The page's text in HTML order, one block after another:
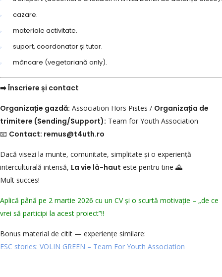
cazare.
materiale activitate.
suport, coordonator și tutor.
mâncare (vegetariană only).
➡️ Înscriere și contact
Organizație gazdă: Association Hors Pistes / Organizația de
trimitere (Sending/Support): Team for Youth Association
📧 Contact: remus@t4uth.ro
Dacă visezi la munte, comunitate, simplitate și o experiență
interculturală intensă, La vie là-haut este pentru tine 🌄
Mult succes!
Aplică până pe 2 martie 2026 cu un CV și o scurtă motivație – „de ce
vrei să participi la acest proiect”!!
Bonus material de citit — experiențe similare:
ESC stories: VOLIN GREEN – Team For Youth Association